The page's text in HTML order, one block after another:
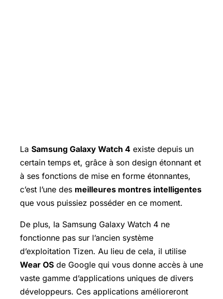
La Samsung Galaxy Watch 4 existe depuis un
certain temps et, grâce à son design étonnant et
à ses fonctions de mise en forme étonnantes,
c’est l’une des meilleures montres intelligentes
que vous puissiez posséder en ce moment.
De plus, la Samsung Galaxy Watch 4 ne
fonctionne pas sur l’ancien système
d’exploitation Tizen. Au lieu de cela, il utilise
Wear OS de Google qui vous donne accès à une
vaste gamme d’applications uniques de divers
développeurs. Ces applications amélioreront